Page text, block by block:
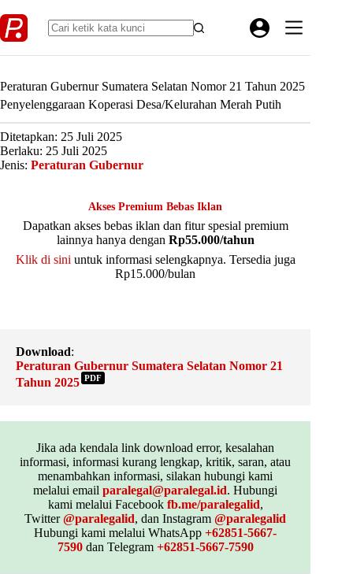
to
content
Peraturan Gubernur Sumatera Selatan Nomor 21 Tahun 2025
Penyelenggaraan Koperasi Desa/Kelurahan Merah Putih
Ditetapkan: 25 Juli 2025
Berlaku: 25 Juli 2025
Jenis: Peraturan Gubernur
Akses Premium Bebas Iklan
Dapatkan akses bebas iklan dan fitur spesial premium
lainnya hanya dengan Rp55.000/tahun
Klik di sini untuk informasi selengkapnya. Tersedia juga
Rp15.000/bulan
Download:
Peraturan Gubernur Sumatera Selatan Nomor 21
Tahun 2025 PDF
Jika ada kendala link download error, kesalahan
informasi, informasi kurang lengkap, kritik, saran, atau
menambahkan informasi, silakan hubungi kami
melalui emailparalegal@paralegal.id. Hubungi
kami melalui Facebook fb.me/paralegalid,
Twitter@paralegalid, dan Instagram@paralegalid
Hubungi kami melalui WhatsApp+62851-5667-
7590dan Telegram +62851-5667-7590